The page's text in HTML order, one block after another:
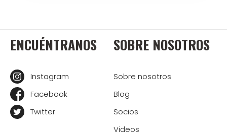
ENCUÉNTRANOS
Instagram
Facebook
Twitter
SOBRE NOSOTROS
Sobre nosotros
Blog
Socios
Videos